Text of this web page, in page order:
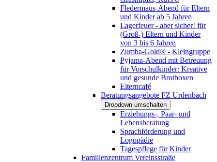
Fledermaus-Abend für Eltern
und Kinder ab 5 Jahren
Lagerfeuer - aber sicher! für
(Groß-) Eltern und Kinder
von 3 bis 6 Jahren
Zumba-Gold® - Kleingruppe
Pyjama-Abend mit Betreuung
für Vorschulkinder: Kreative
und gesunde Brotboxen
Elterncafé
Beratungsangebote FZ Urdenbach
Dropdown umschalten
Erziehungs-, Paar- und
Lebensberatung
Sprachförderung und
Logopädie
Tagespflege für Kinder
Familienzentrum Vereinsstraße